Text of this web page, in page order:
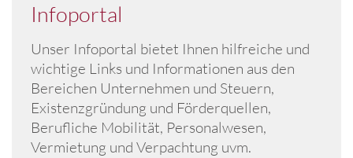
Infoportal
Unser Infoportal bietet Ihnen hilfreiche und
wichtige Links und Informationen aus den
Bereichen Unternehmen und Steuern,
Existenzgründung und Förderquellen,
Berufliche Mobilität, Personalwesen,
Vermietung und Verpachtung uvm.